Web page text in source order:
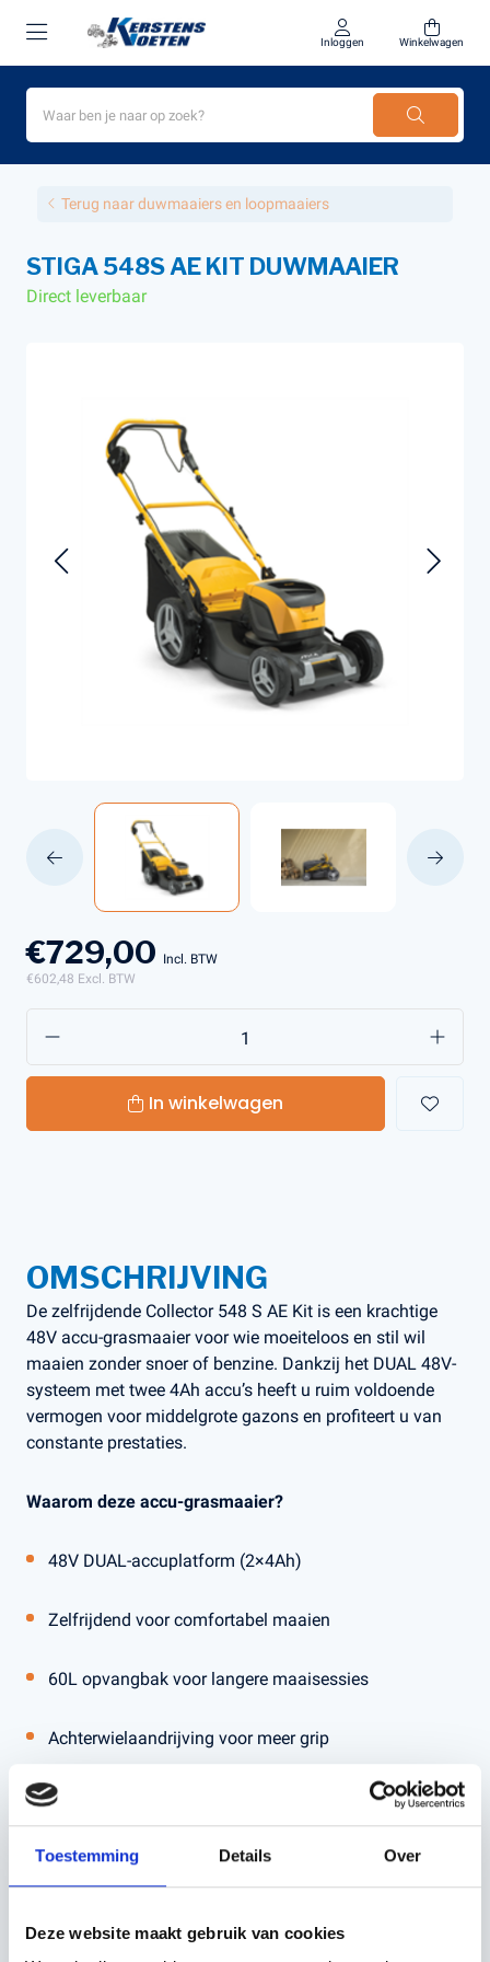
Toestemming Details Over
Deze website maakt gebruik van cookies
Inloggen Winkelwagen
Terug naar duwmaaiers en loopmaaiers
STIGA 548S AE KIT DUWMAAIER
Direct leverbaar
€729,00 Incl. BTW
€602,48 Excl. BTW
In winkelwagen
OMSCHRIJVING
De zelfrijdende Collector 548 S AE Kit is een krachtige
48V accu-grasmaaier voor wie moeiteloos en stil wil
maaien zonder snoer of benzine. Dankzij het DUAL 48V-
systeem met twee 4Ah accu’s heeft u ruim voldoende
vermogen voor middelgrote gazons en profiteert u van
constante prestaties.
Waarom deze accu-grasmaaier?
48V DUAL-accuplatform (2×4Ah)
Zelfrijdend voor comfortabel maaien
60L opvangbak voor langere maaisessies
Achterwielaandrijving voor meer grip
Ergonomisch stuur met dubbele handschakelaar
Deze maaier is ideaal voor gebruikers die stilte, gemak
en betrouwbaarheid zoeken. Met de meegeleverde
voor gebruik.